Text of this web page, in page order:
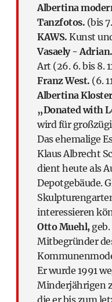
Albertina
Tanzfotos. (bis
KAWS. Kunst
Vasaely - Adrian.
Art (26. 6. bis 8.
Franz West. (6.
Albertina
„Donated with
wird für
Das ehemalige
Klaus Albrecht
dient heute als
Depotgebäude.
interessieren
Otto Muehl,
Mitbegründer
Er wurde 1991
Minderjährigen